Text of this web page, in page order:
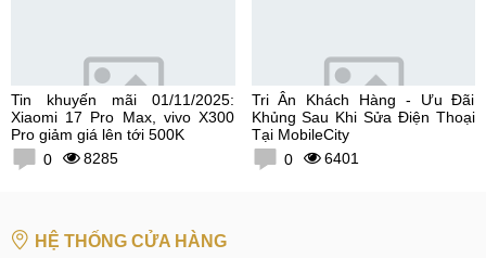
Tin khuyến mãi 01/11/2025:
Xiaomi 17 Pro Max, vivo X300
Pro giảm giá lên tới 500K
0
8285
Tri Ân Khách Hàng - Ưu Đãi
Khủng Sau Khi Sửa Điện Thoại
Tại MobileCity
0
6401
HỆ THỐNG CỬA HÀNG